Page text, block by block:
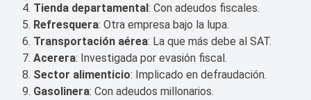
Tienda departamental: Con adeudos fiscales.
Refresquera: Otra empresa bajo la lupa.
Transportación aérea: La que más debe al SAT.
Acerera: Investigada por evasión fiscal.
Sector alimenticio: Implicado en defraudación.
Gasolinera: Con adeudos millonarios.